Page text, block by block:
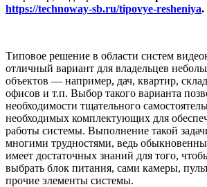
https://technoway-sb.ru/tipovye-resheniya.
Типовое решение в области систем
отличный вариант для владельцев
объектов — например, дач, квартир,
офисов и т.п. Выбор такого варианта
необходимости тщательного
необходимых комплектующих для
работы системы. Выполнение такой
многими трудностями, ведь
имеет достаточных знаний для того,
выбрать блок питания, сами камеры,
прочие элементы системы.